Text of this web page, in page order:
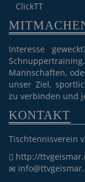
ClickTT
Interesse
Mannschaften,
unser Ziel,
zu verbinden und
KONTAKT
Tischtennisverein
http://